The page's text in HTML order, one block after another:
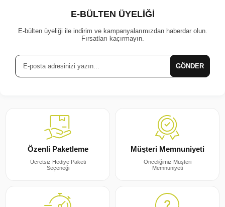
E-BÜLTEN ÜYELİĞİ
E-bülten üyeliği ile indirim ve kampanyalarımızdan haberdar olun.
Fırsatları kaçırmayın.
GÖNDER
Özenli Paketleme
Ücretsiz Hediye Paketi
Seçeneği
Müşteri Memnuniyeti
Önceliğimiz Müşteri
Memnuniyeti